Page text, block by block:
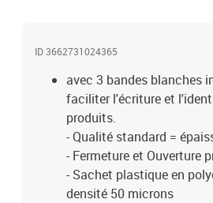
ID 3662731024365
avec 3 bandes blanches
faciliter l'écriture et
produits.
- Qualité standard =
- Fermeture et Ouverture
- Sachet plastique en
densité 50 microns